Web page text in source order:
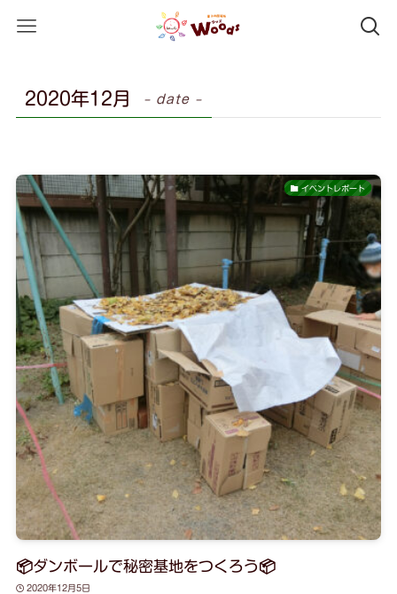
2020年12月 – date –
イベントレポート
📦ダンボールで秘密基地をつくろう📦
2020年12月5日